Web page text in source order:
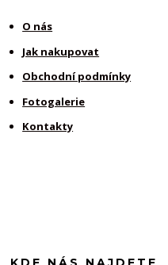
O nás
Jak nakupovat
Obchodní podmínky
Fotogalerie
Kontakty